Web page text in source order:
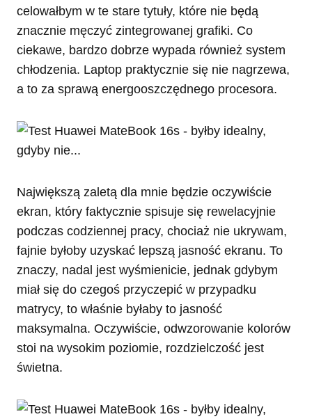
celowałbym w te stare tytuły, które nie będą
znacznie męczyć zintegrowanej grafiki. Co
ciekawe, bardzo dobrze wypada również system
chłodzenia. Laptop praktycznie się nie nagrzewa,
a to za sprawą energooszczędnego procesora.
Największą zaletą dla mnie będzie oczywiście
ekran, który faktycznie spisuje się rewelacyjnie
podczas codziennej pracy, chociaż nie ukrywam,
fajnie byłoby uzyskać lepszą jasność ekranu. To
znaczy, nadal jest wyśmienicie, jednak gdybym
miał się do czegoś przyczepić w przypadku
matrycy, to właśnie byłaby to jasność
maksymalna. Oczywiście, odwzorowanie kolorów
stoi na wysokim poziomie, rozdzielczość jest
świetna.